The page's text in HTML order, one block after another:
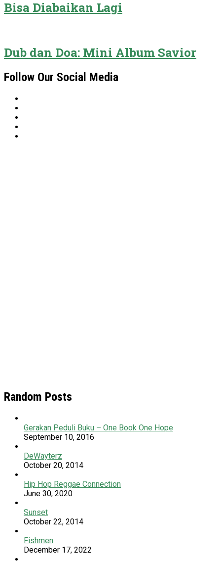
Bisa Diabaikan Lagi
Dub dan Doa: Mini Album Savior
Follow Our Social Media
Random Posts
Gerakan Peduli Buku – One Book One Hope
September 10, 2016
DeWayterz
October 20, 2014
Hip Hop Reggae Connection
June 30, 2020
Sunset
October 22, 2014
Fishmen
December 17, 2022